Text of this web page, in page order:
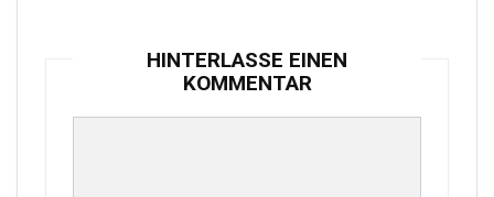
HINTERLASSE EINEN
KOMMENTAR